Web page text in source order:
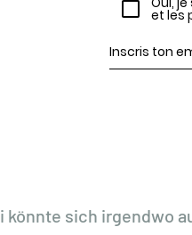
et les
könnte sich irgendwo